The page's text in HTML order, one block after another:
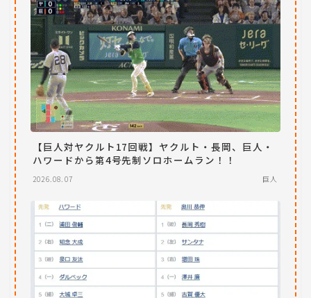
【巨人対ヤクルト17回戦】ヤクルト・長岡、巨人・
ハワードから第4号先制ソロホームラン！！
2026.08.07 巨人